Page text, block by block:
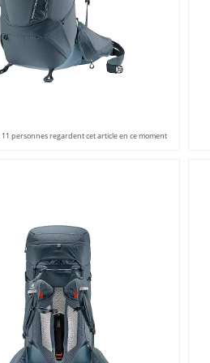
11 personnes regardent cet article en ce moment